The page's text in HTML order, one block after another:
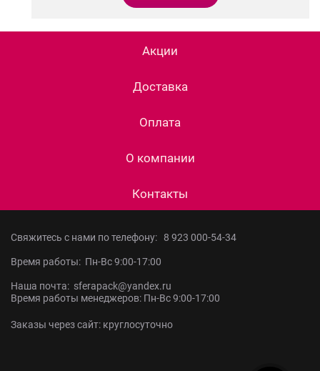
Акции
Доставка
Оплата
О компании
Контакты
Свяжитесь с нами по телефону: 8 923 000-54-34
Время работы: Пн-Вс 9:00-17:00
Наша почта: sferapack@yandex.ru
Время работы менеджеров: Пн-Вс 9:00-17:00
Заказы через сайт: круглосуточно